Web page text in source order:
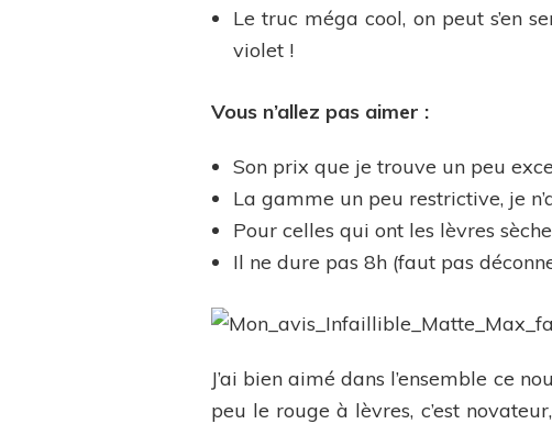
Le truc méga cool, on peut s’en
violet !
Vous n’allez pas aimer :
Son prix que je trouve un peu
La gamme un peu restrictive, je
Pour celles qui ont les lèvres
Il ne dure pas 8h (faut pas
J’ai bien aimé dans l’ensemble ce
peu le rouge à lèvres, c’est